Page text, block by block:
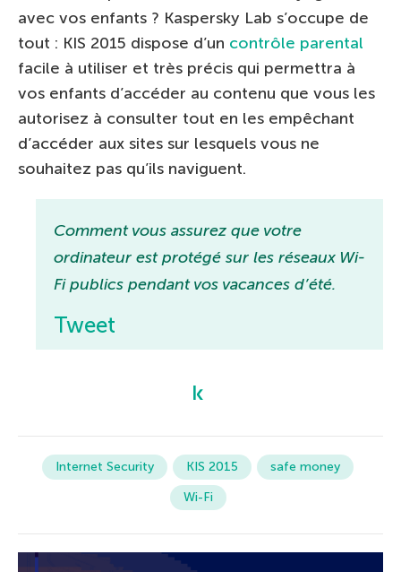
avec vos enfants ? Kaspersky Lab s’occupe de
tout : KIS 2015 dispose d’un contrôle parental
facile à utiliser et très précis qui permettra à
vos enfants d’accéder au contenu que vous les
autorisez à consulter tout en les empêchant
d’accéder aux sites sur lesquels vous ne
souhaitez pas qu’ils naviguent.
Comment vous assurez que votre
ordinateur est protégé sur les réseaux Wi-
Fi publics pendant vos vacances d’été.
Tweet
Internet Security KIS 2015
safe money
Wi-Fi